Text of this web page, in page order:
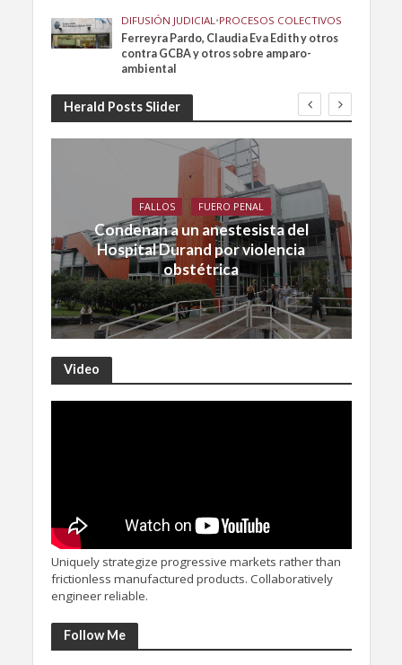
DIFUSIÓN JUDICIAL •PROCESOS COLECTIVOS
Ferreyra Pardo, Claudia Eva Edith y otros
contra GCBA y otros sobre amparo-
ambiental
Herald Posts Slider
FALLOS FUERO PENAL
Condenan a un anestesista del
Hospital Durand por violencia
obstétrica
Video
Uniquely strategize progressive markets rather than
frictionless manufactured products. Collaboratively
engineer reliable.
Follow Me